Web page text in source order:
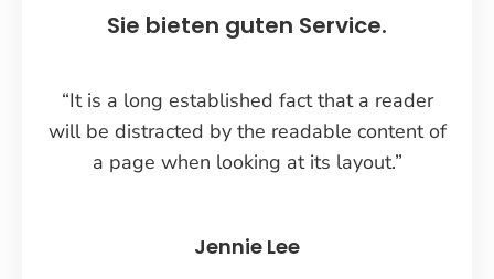
Sie bieten guten Service.
“It is a long established fact that a reader
will be distracted by the readable content of
a page when looking at its layout.”
Jennie Lee